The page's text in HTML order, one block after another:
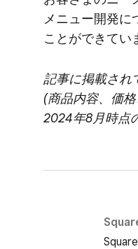
メニュー開発に​
ことができてい
記事に​掲載され
(商品内容、​価
2024年8月時点